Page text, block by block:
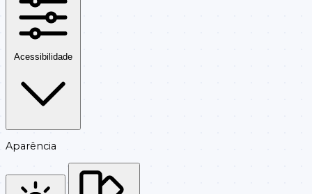
Acessibilidade
Aparência